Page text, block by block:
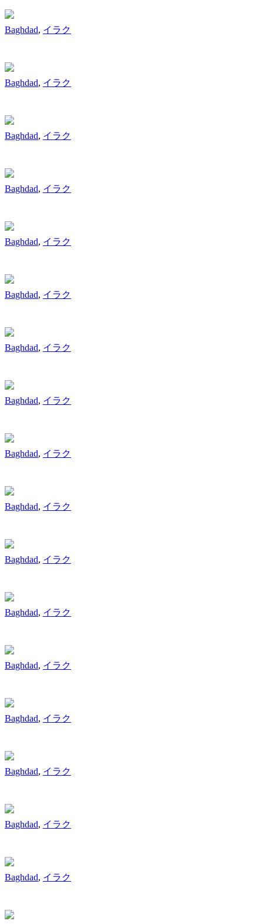
Baghdad, イラク
Baghdad, イラク
Baghdad, イラク
Baghdad, イラク
Baghdad, イラク
Baghdad, イラク
Baghdad, イラク
Baghdad, イラク
Baghdad, イラク
Baghdad, イラク
Baghdad, イラク
Baghdad, イラク
Baghdad, イラク
Baghdad, イラク
Baghdad, イラク
Baghdad, イラク
Baghdad, イラク